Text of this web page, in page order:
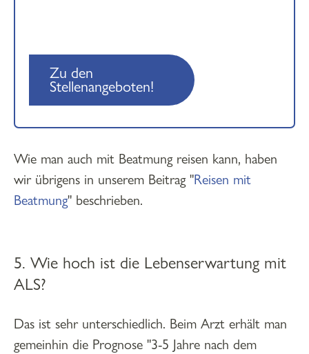
Zu den
Stellenangeboten!
Wie man auch mit Beatmung reisen kann, haben
wir übrigens in unserem Beitrag "Reisen mit
Beatmung" beschrieben.
5. Wie hoch ist die Lebenserwartung mit
ALS?
Das ist sehr unterschiedlich. Beim Arzt erhält man
gemeinhin die Prognose "3-5 Jahre nach dem